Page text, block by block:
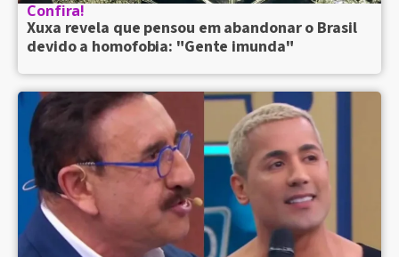
Confira!
Xuxa revela que pensou em abandonar o Brasil
devido a homofobia: "Gente imunda"